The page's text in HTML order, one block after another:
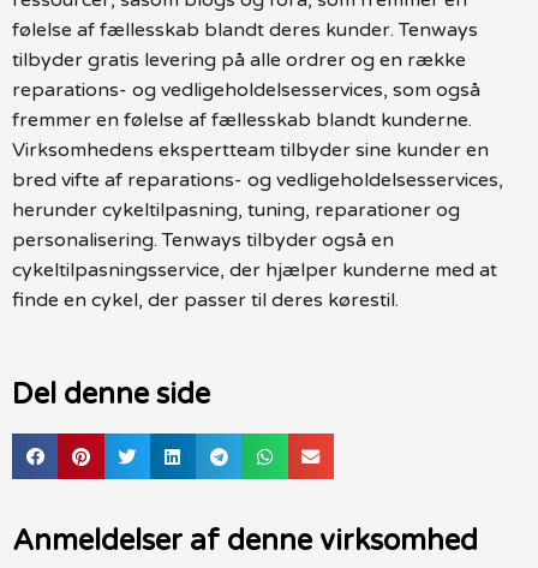
følelse af fællesskab blandt deres kunder. Tenways
tilbyder gratis levering på alle ordrer og en række
reparations- og vedligeholdelsesservices, som også
fremmer en følelse af fællesskab blandt kunderne.
Virksomhedens ekspertteam tilbyder sine kunder en
bred vifte af reparations- og vedligeholdelsesservices,
herunder cykeltilpasning, tuning, reparationer og
personalisering. Tenways tilbyder også en
cykeltilpasningsservice, der hjælper kunderne med at
finde en cykel, der passer til deres kørestil.
Del denne side
Anmeldelser af denne virksomhed